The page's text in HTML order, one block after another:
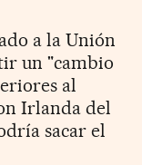
a la Unión
un "cambio
al
Irlanda del
sacar el